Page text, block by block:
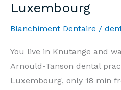
Informations
Cabinet
Arnould-
Tanson
Luxembourg
Luxembourg
Blanchiment Dentaire /
You live in Knutange and
Arnould-Tanson dental
Luxembourg, only 18 min